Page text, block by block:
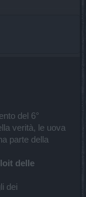
del 6°
verità, le uova
parte della
delle
dei